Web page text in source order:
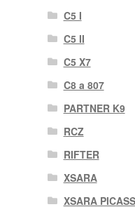
C5 I
C5 II
C5 X7
C8 a 807
PARTNER K9
RCZ
RIFTER
XSARA
XSARA